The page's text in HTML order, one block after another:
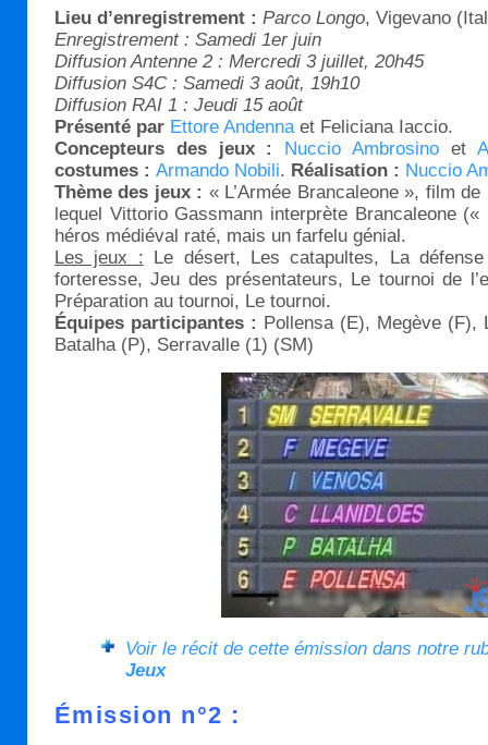
Lieu d’enregistrement : Parco Longo, Vigevano
Enregistrement : Samedi 1er juin
Diffusion Antenne 2 : Mercredi 3 juillet, 20h45
Diffusion S4C : Samedi 3 août, 19h10
Diffusion RAI 1 : Jeudi 15 août
Présenté par Ettore Andennaet Feliciana Iaccio.
Concepteurs des jeux :
Nuccio Ambrosino et
costumes : Armando Nobili. Réalisation : Nuccio
Thème des jeux : « L’Armée Brancaleone », film
lequel Vittorio Gassmann interprète Brancaleone
héros médiéval raté, mais un farfelu génial.
Les jeux : Le désert, Les catapultes, La
forteresse, Jeu des présentateurs, Le tournoi de
Préparation au tournoi, Le tournoi.
Équipes participantes : Pollensa (E), Megève (F),
Batalha (P), Serravalle (1) (SM)
Voir le récit de cette émission dans notre
Jeux
Émission n°2 :